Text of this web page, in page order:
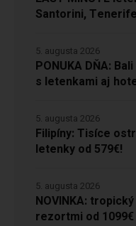
Santorini,
PONUKA DŇA:
s letenkami aj
5. augusta 2026
Filipíny: Tisíce
letenky od 579€!
5. augusta 2026
NOVINKA:
rezortmi od 1099€
5. augusta 2026